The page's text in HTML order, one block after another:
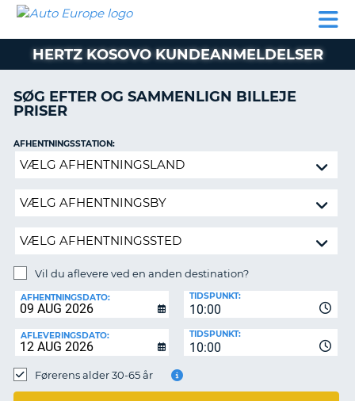
BILUDLEJNING
AUTOCAMPER
AUTO
EUROPE
BILUDLEJNING
AUTOCAMPER
LEJE
SUPPORT
MIN
DANMARK
HERTZ KOSOVO KUNDEANMELDELSER
SØG EFTER OG SAMMENLIGN BILLEJE
PRISER
Vil
aflevere
anden
destination?
AFHENTNINGSSTATION:
Vil du aflevere ved en anden destination?
AFHENTNINGSDATO:
10:00
TIDSPUNKT:
AFLEVERINGSDATO:
10:00
TIDSPUNKT:
Førerens alder 30-65 år